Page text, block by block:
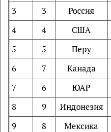
3
3 Россия
4
4 США
5
5 Перу
6
7 Канада
7
6 ЮАР
8
9 Индонезия
9
8 Мексика